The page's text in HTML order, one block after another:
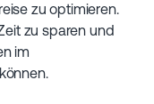
zu optimieren.
zu sparen und
im